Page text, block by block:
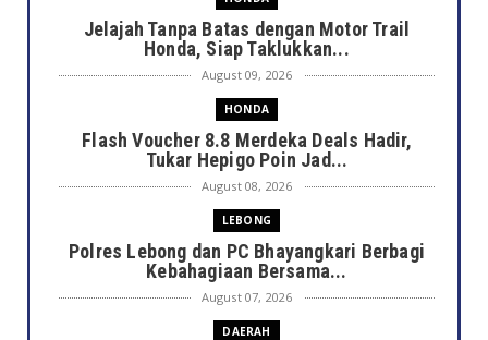
Jelajah Tanpa Batas dengan Motor Trail
Honda, Siap Taklukkan...
August 09, 2026
HONDA
Flash Voucher 8.8 Merdeka Deals Hadir,
Tukar Hepigo Poin Jad...
August 08, 2026
LEBONG
Polres Lebong dan PC Bhayangkari Berbagi
Kebahagiaan Bersama...
August 07, 2026
DAERAH